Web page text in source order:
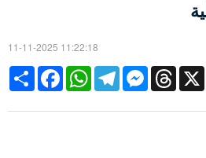
11-11-2025 11:22:18
Share
FacebookWhatsAppTelegramMessengerThreads X